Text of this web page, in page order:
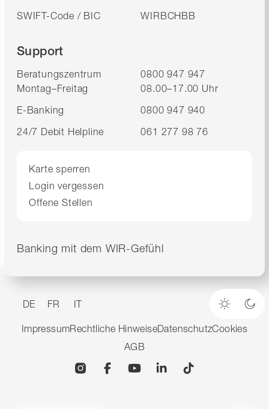
SWIFT-Code / BIC
WIRBCHBB
Support
Beratungszentrum
0800 947 947
Montag–Freitag
08.00–17.00 Uhr
E-Banking
0800 947 940
24/7 Debit Helpline
061 277 98 76
Karte sperren
Login vergessen
Offene Stellen
Banking mit dem WIR-Gefühl
DE FR IT
Heller
ImpressumRechtliche HinweiseDatenschutzCookies
AGB
InstagramFacebookYouTubeLinkedin